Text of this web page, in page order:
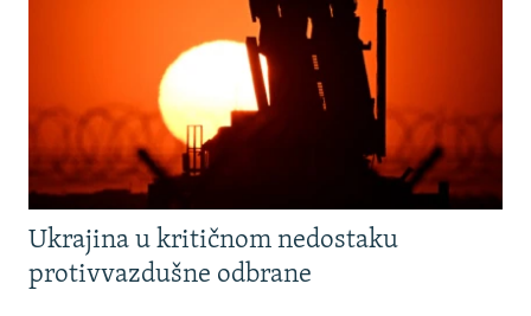
Ukrajina u kritičnom nedostaku
protivvazdušne odbrane